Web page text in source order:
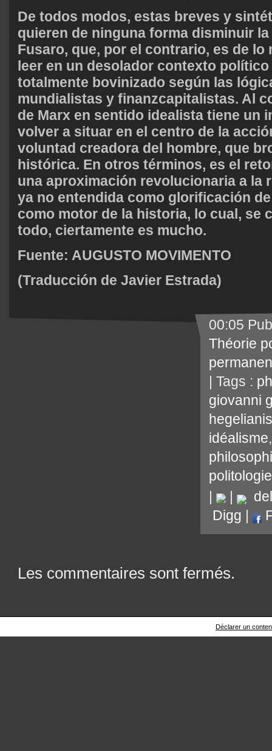
De todos modos, estas breves y
quieren de ninguna forma disminuir
Fusaro, que, por el contrario, es de lo
leer en un desolador contexto
totalmente bovinizado según las
mundialistas y finanzcapitalistas. Al
de Marx en sentido idealista tiene un
volver a situar en el centro de la
voluntad creadora del hombre, que
histórica. En otros términos, es el
una aproximación revolucionaria a la
ya no entendida como glorificación
como motor de la historia, lo cual, se
todo, ciertamente es mucho.
Fuente: AUGUSTO MOVIMENTO
(Traducción de Javier Estrada)
00:05
Théorie
| Tags :
giovanni
idéalisme
politologie
|
|
Digg |
Les commentaires sont fermés.
Déclarer un